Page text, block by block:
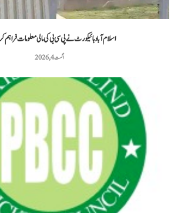
اسلام آباد ہائیکورٹ نے پی سی بی کی مالی معلومات
اگست 4, 2026